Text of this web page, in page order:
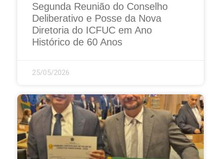
Segunda Reunião do Conselho
Deliberativo e Posse da Nova
Diretoria do ICFUC em Ano
Histórico de 60 Anos
25/05/2026